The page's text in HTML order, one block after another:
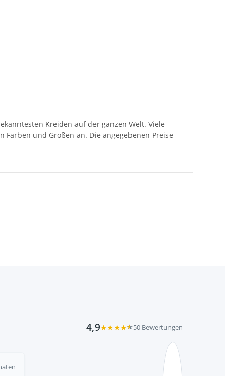
Kreiden auf der ganzen Welt. Viele
und Größen an. Die angegebenen Preise
4,9★★★★★50 Bewertungen